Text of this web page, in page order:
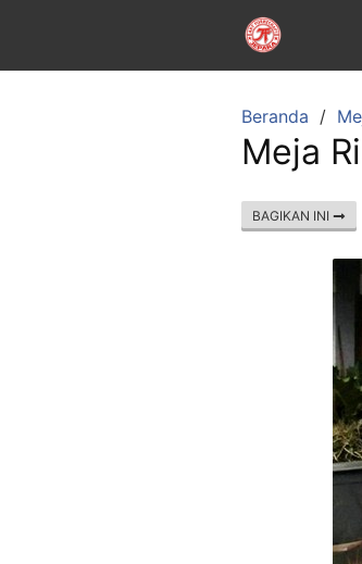
Beranda
Meja
BAGIKAN INI